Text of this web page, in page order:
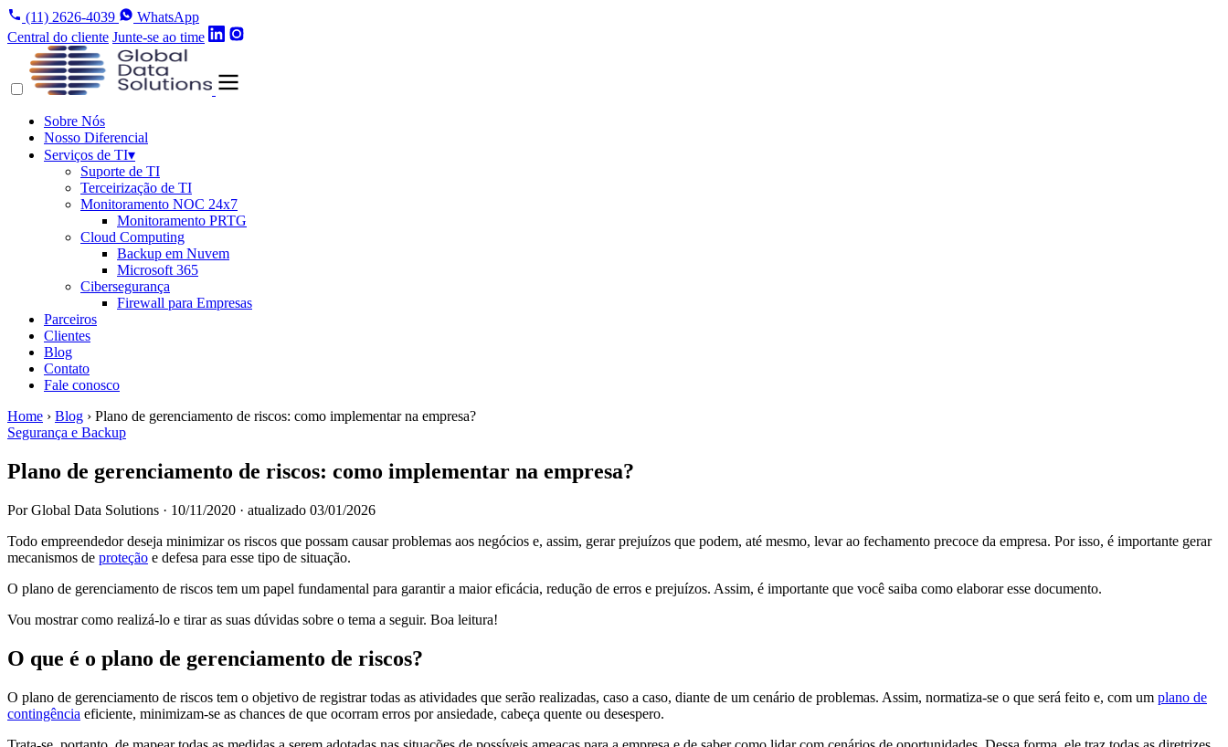
(11) 2626-4039
WhatsApp
Central do cliente Junte-se ao time
Sobre Nós
Nosso Diferencial
Serviços de TI▾
Suporte de TI
Terceirização de TI
Monitoramento NOC 24x7
Monitoramento PRTG
Cloud Computing
Backup em Nuvem
Microsoft 365
Cibersegurança
Firewall para Empresas
Parceiros
Clientes
Blog
Contato
Fale conosco
Home › Blog › Plano de gerenciamento de riscos: como implementar na empresa?
Segurança e Backup
Plano de gerenciamento de riscos: como implementar na empresa?
Por Global Data Solutions · 10/11/2020 · atualizado 03/01/2026
Todo empreendedor deseja minimizar os riscos que possam causar problemas aos negócios e, assim, gerar prejuízos que podem, até mesmo, levar ao fechamento precoce da empresa. Por isso, é importante gerar
mecanismos de proteção e defesa para esse tipo de situação.
O plano de gerenciamento de riscos tem um papel fundamental para garantir a maior eficácia, redução de erros e prejuízos. Assim, é importante que você saiba como elaborar esse documento.
Vou mostrar como realizá-lo e tirar as suas dúvidas sobre o tema a seguir. Boa leitura!
O que é o plano de gerenciamento de riscos?
O plano de gerenciamento de riscos tem o objetivo de registrar todas as atividades que serão realizadas, caso a caso, diante de um cenário de problemas. Assim, normatiza-se o que será feito e, com um plano de
contingência eficiente, minimizam-se as chances de que ocorram erros por ansiedade, cabeça quente ou desespero.